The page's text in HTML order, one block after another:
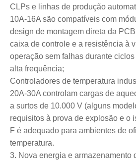
CLPs e linhas de produção
10A-16A são compatíveis com
design de montagem direta da
caixa de controle e a resistência à
operação sem falhas durante
alta frequência;
Controladores de temperatura
20A-30A controlam cargas de
a surtos de 10.000 V (alguns
requisitos à prova de explosão e o
F é adequado para ambientes de
temperatura.
3. Nova energia e armazenamento